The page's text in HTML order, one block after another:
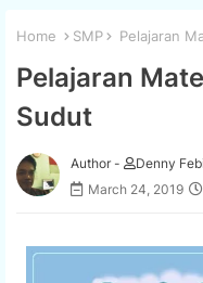
Home SMP Pelajaran
Pelajaran
Sudut
Author -
Denny
March 24, 2019